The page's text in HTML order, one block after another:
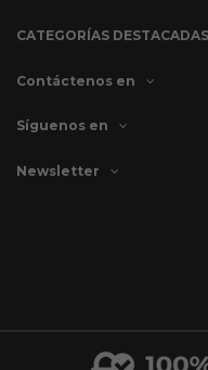
CATEGORÍAS DESTACADAS
Contáctenos en
Síguenos en
Newsletter